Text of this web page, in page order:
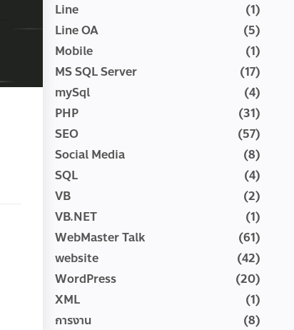
Line
(1)
Line OA
(5)
Mobile
(1)
MS SQL Server
(17)
mySql
(4)
PHP
(31)
SEO
(57)
Social Media
(8)
SQL
(4)
VB
(2)
VB.NET
(1)
WebMaster Talk
(61)
website
(42)
WordPress
(20)
XML
(1)
การงาน
(8)